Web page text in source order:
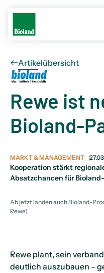
Artikelübersicht
Rewe ist
Bioland-
MARKT & MANAGEMENT
Kooperation stärkt
Absatzchancen für
Ab jetzt landen auch Bioland-
Rewe)
Rewe plant, sein
deutlich auszubauen –